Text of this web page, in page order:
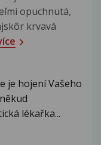
opuchnutá,
krvavá
je hojení Vašeho
lékařka...